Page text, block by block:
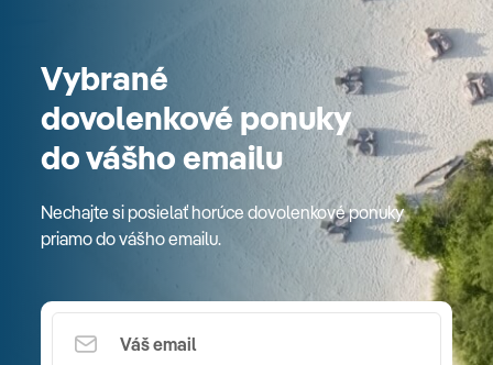
Vybrané
dovolenkové ponuky
do vášho emailu
Nechajte si posielať horúce dovolenkové ponuky
priamo do vášho emailu.